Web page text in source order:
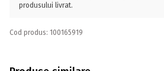
produsului livrat.
Cod produs: 100165919